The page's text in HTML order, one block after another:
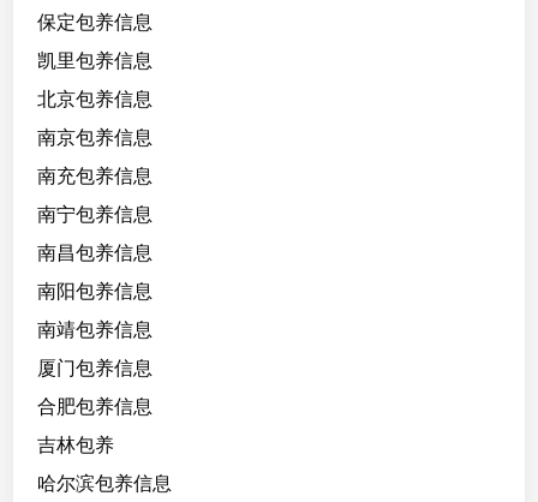
高
保定包养信息
凯里包养信息
北京包养信息
南京包养信息
南充包养信息
南宁包养信息
南昌包养信息
南阳包养信息
南靖包养信息
厦门包养信息
合肥包养信息
吉林包养
哈尔滨包养信息